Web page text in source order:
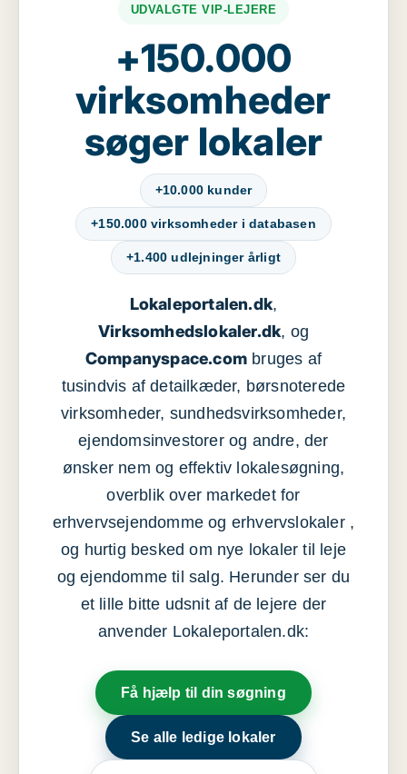
UDVALGTE VIP-LEJERE
+150.000
virksomheder
søger lokaler
+10.000 kunder
+150.000 virksomheder i databasen
+1.400 udlejninger årligt
Lokaleportalen.dk,
Virksomhedslokaler.dk, og
Companyspace.com bruges af
tusindvis af detailkæder, børsnoterede
virksomheder, sundhedsvirksomheder,
ejendomsinvestorer og andre, der
ønsker nem og effektiv lokalesøgning,
overblik over markedet for
erhvervsejendomme og erhvervslokaler ,
og hurtig besked om nye lokaler til leje
og ejendomme til salg. Herunder ser du
et lille bitte udsnit af de lejere der
anvender Lokaleportalen.dk:
Få hjælp til din søgning
Se alle ledige lokaler